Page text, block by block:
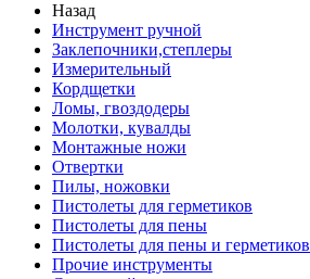
Назад
Инструмент ручной
Заклепочники,степлеры
Измерительный
Кордщетки
Ломы, гвоздодеры
Молотки, кувалды
Монтажные ножи
Отвертки
Пилы, ножовки
Пистолеты для герметиков
Пистолеты для пены
Пистолеты для пены и герметиков
Прочие инструменты